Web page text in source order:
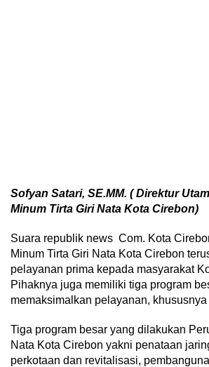
Sofyan Satari, SE.MM. ( Direktur
Minum Tirta Giri Nata Kota Cirebon)
Suara republik news Com. Kota
Minum Tirta Giri Nata Kota Cirebon
pelayanan prima kepada masyarakat
Pihaknya juga memiliki tiga program
memaksimalkan pelayanan,
Tiga program besar yang dilakukan
Nata Kota Cirebon yakni penataan
perkotaan dan revitalisasi,